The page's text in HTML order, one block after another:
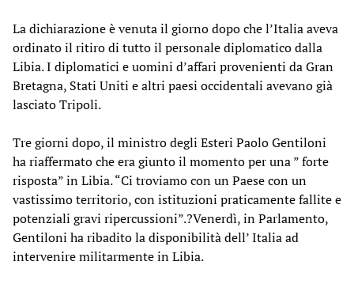
La dichiarazione è venuta il giorno dopo che l’Italia aveva
ordinato il ritiro di tutto il personale diplomatico dalla
Libia. I diplomatici e uomini d’affari provenienti da Gran
Bretagna, Stati Uniti e altri paesi occidentali avevano già
lasciato Tripoli.
Tre giorni dopo, il ministro degli Esteri Paolo Gentiloni
ha riaffermato che era giunto il momento per una ” forte
risposta” in Libia. “Ci troviamo con un Paese con un
vastissimo territorio, con istituzioni praticamente fallite e
potenziali gravi ripercussioni”.?Venerdì, in Parlamento,
Gentiloni ha ribadito la disponibilità dell’ Italia ad
intervenire militarmente in Libia.